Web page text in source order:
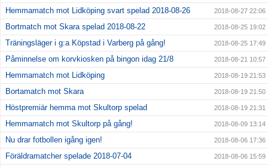
Hemmamatch mot Lidköping svart spelad 2018-08-26 2018-08-27 22:06
Bortmatch mot Skara spelad 2018-08-22 2018-08-25 19:02
Träningsläger i g:a Köpstad i Varberg på gång! 2018-08-25 17:49
Påminnelse om korvkiosken på bingon idag 21/8 2018-08-21 10:57
Hemmamatch mot Lidköping 2018-08-19 21:53
Bortamatch mot Skara 2018-08-19 21:50
Höstpremiär hemma mot Skultorp spelad 2018-08-19 21:31
Hemmamatch mot Skultorp på gång! 2018-08-09 13:14
Nu drar fotbollen igång igen! 2018-08-06 17:36
Föräldramatcher spelade 2018-07-04 2018-08-06 15:59